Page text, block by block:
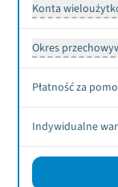
Konta
Okres
Płatność za
Indywidualne
Sign up CTA